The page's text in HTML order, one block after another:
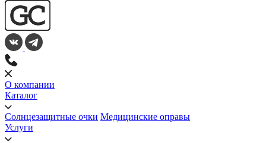
О компании
Каталог
Солнцезащитные очки Медицинские оправы
Услуги